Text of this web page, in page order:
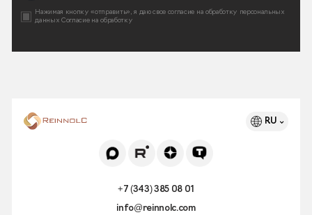
Нажимая кнопку «отправить», я даю свое согласие на обработку персональных
данных Согласие на обработку
RU
+7 (343) 385 08 01
info@reinnolc.com